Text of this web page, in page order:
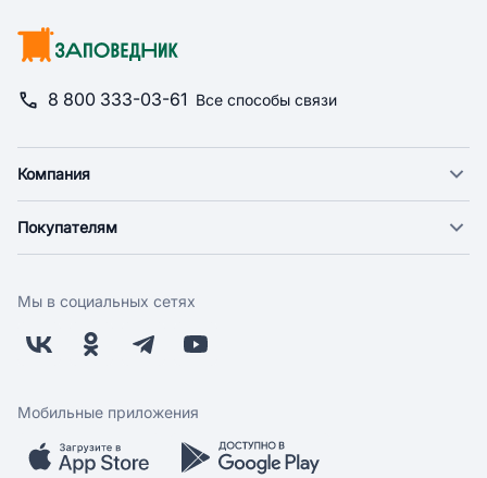
8 800 333-03-61 Все способы связи
Компания
Новости
Поставщикам
Заводчикам
Обратная связь
Покупателям
Оплата
Бонусная программа
Скидки и акции
Мобильное приложение
Мы в социальных сетях
Мобильные приложения